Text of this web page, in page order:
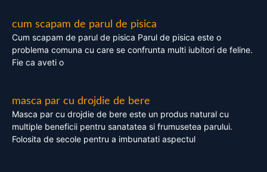
cum scapam de parul de pisica
Cum scapam de parul de pisica Parul de pisica este o
problema comuna cu care se confrunta multi iubitori de feline.
Fie ca aveti o
masca par cu drojdie de bere
Masca par cu drojdie de bere este un produs natural cu
multiple beneficii pentru sanatatea si frumusetea parului.
Folosita de secole pentru a imbunatati aspectul